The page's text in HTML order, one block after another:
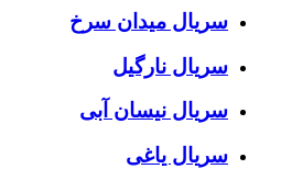
سریال میدان سرخ
سریال نارگیل
سریال نیسان آبی
سریال یاغی